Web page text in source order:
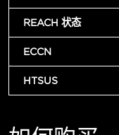
REACH 状态
ECCN
HTSUS